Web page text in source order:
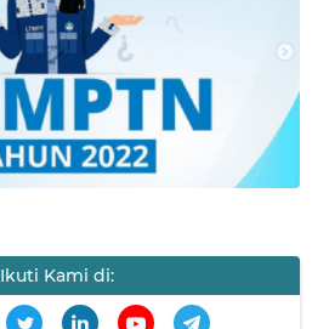
Ikuti Kami di: